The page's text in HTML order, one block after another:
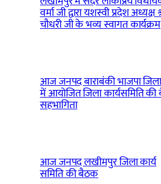
वर्मा जी द्वारा यशस्वी प्रदेश
चौधरी जी के भव्य स्वागत कार्यक्रम
आज जनपद बाराबंकी भाजपा
में आयोजित जिला कार्यसमिति
सहभागिता
आज जनपद लखीमपुर जिला कार्य
समिति की बैठक